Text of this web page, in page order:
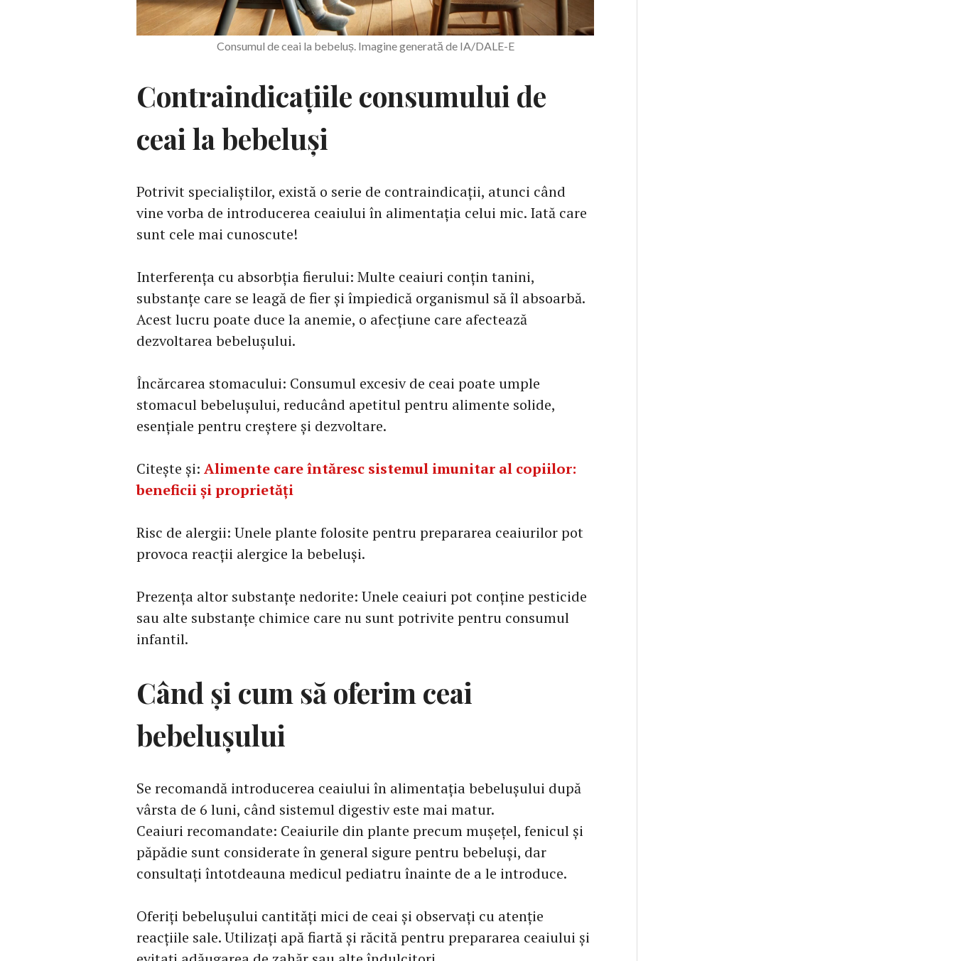
Consumul de ceai la bebeluș. Imagine generată de IA/DALE-E
Contraindicațiile consumului de
ceai la bebeluși
Potrivit specialiștilor, există o serie de contraindicații, atunci când
vine vorba de introducerea ceaiului în alimentația celui mic. Iată care
sunt cele mai cunoscute!
Interferența cu absorbția fierului: Multe ceaiuri conțin tanini,
substanțe care se leagă de fier și împiedică organismul să îl absoarbă.
Acest lucru poate duce la anemie, o afecțiune care afectează
dezvoltarea bebelușului.
Încărcarea stomacului: Consumul excesiv de ceai poate umple
stomacul bebelușului, reducând apetitul pentru alimente solide,
esențiale pentru creștere și dezvoltare.
Citește și: Alimente care întăresc sistemul imunitar al copiilor:
beneficii și proprietăți
Risc de alergii: Unele plante folosite pentru prepararea ceaiurilor pot
provoca reacții alergice la bebeluși.
Prezența altor substanțe nedorite: Unele ceaiuri pot conține pesticide
sau alte substanțe chimice care nu sunt potrivite pentru consumul
infantil.
Când și cum să oferim ceai
bebelușului
Se recomandă introducerea ceaiului în alimentația bebelușului după
vârsta de 6 luni, când sistemul digestiv este mai matur.
Ceaiuri recomandate: Ceaiurile din plante precum mușețel, fenicul și
păpădie sunt considerate în general sigure pentru bebeluși, dar
consultați întotdeauna medicul pediatru înainte de a le introduce.
Oferiți bebelușului cantități mici de ceai și observați cu atenție
reacțiile sale. Utilizați apă fiartă și răcită pentru prepararea ceaiului și